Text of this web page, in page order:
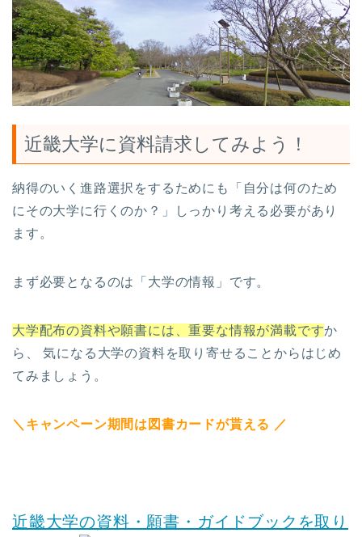
近畿大学に資料請求してみよう！
納得のいく進路選択をするためにも「自分は何のため
にその大学に行くのか？」しっかり考える必要があり
ます。
まず必要となるのは「大学の情報」です。
大学配布の資料や願書には、重要な情報が満載ですか
ら、 気になる大学の資料を取り寄せることからはじめ
てみましょう。
＼キャンペーン期間は図書カードが貰える ／
近畿大学の資料・願書・ガイドブックを取り